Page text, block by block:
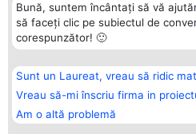
Bună, suntem încântați să vă
să faceți clic pe subiectul de
corespunzător! 🙂
Sunt un Laureat, vreau să ridic
Vreau să-mi înscriu firma in
Am o altă problemă
Organizator Ranking
BRIGHT SOLUTIONS BR SRL
Sc. A Et. 4 Ap. 13 Cod 061952
București
CUI 36737675
tel: +40 770 990 492
Plebiscyt
Laureaților
Reguli
Politica de